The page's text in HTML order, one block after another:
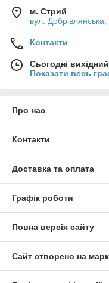
м. Стрий
вул.
Контакти
Сьогодні вихідний
Показати весь
Про нас
Контакти
Доставка та оплата
Графік роботи
Повна версія сайту
Сайт створено на